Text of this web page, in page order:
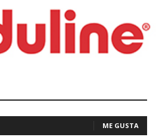
ME GUSTA